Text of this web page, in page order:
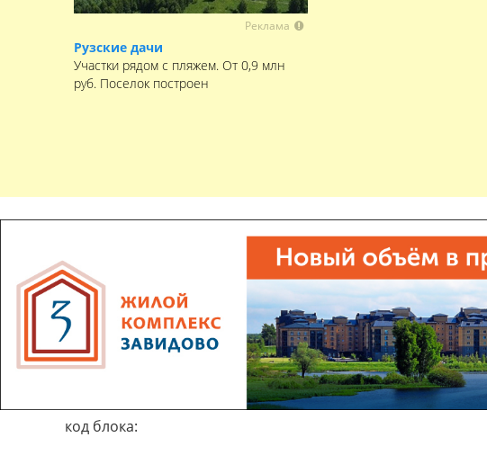
Реклама
Рузские дачи
Участки рядом с пляжем. От 0,9 млн
руб. Поселок построен
код блока: